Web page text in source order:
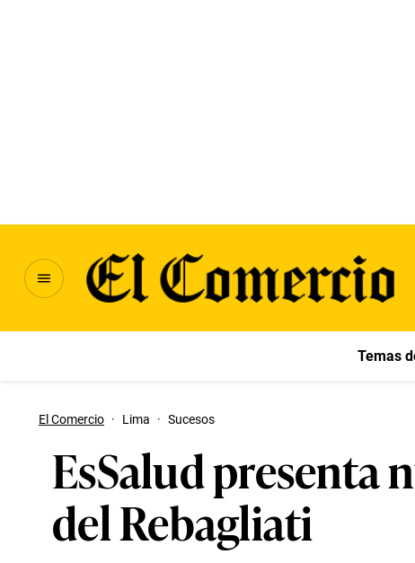
Temas
El Comercio · Lima · Sucesos
EsSalud presenta
del Rebagliati